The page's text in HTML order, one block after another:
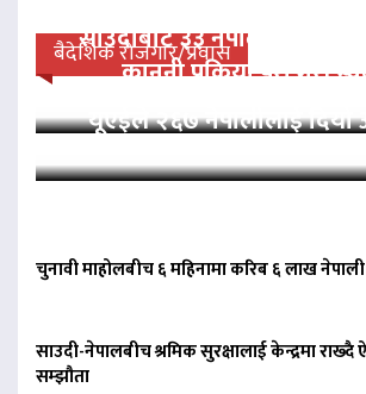
बैदेशिक रोजगार/प्रवास
साउदीबाट ३३ नेपाली कैदीलाई
कानुनी प्रक्रिया पूरा गरी
यूएईले २६७ नेपालीलाई
चुनावी माहोलबीच ६ महिनामा करिब ६ लाख
साउदी-नेपालबीच श्रमिक सुरक्षालाई केन्द्रमा राख्दै
सम्झौता